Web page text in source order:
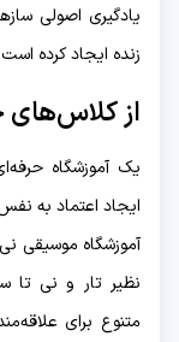
یادگیری اصولی
زنده ایجاد کرده
از
یک آموزشگاه
ایجاد اعتماد به
آموزشگاه موسیقی
نظیر تار و نی تا
متنوع برای